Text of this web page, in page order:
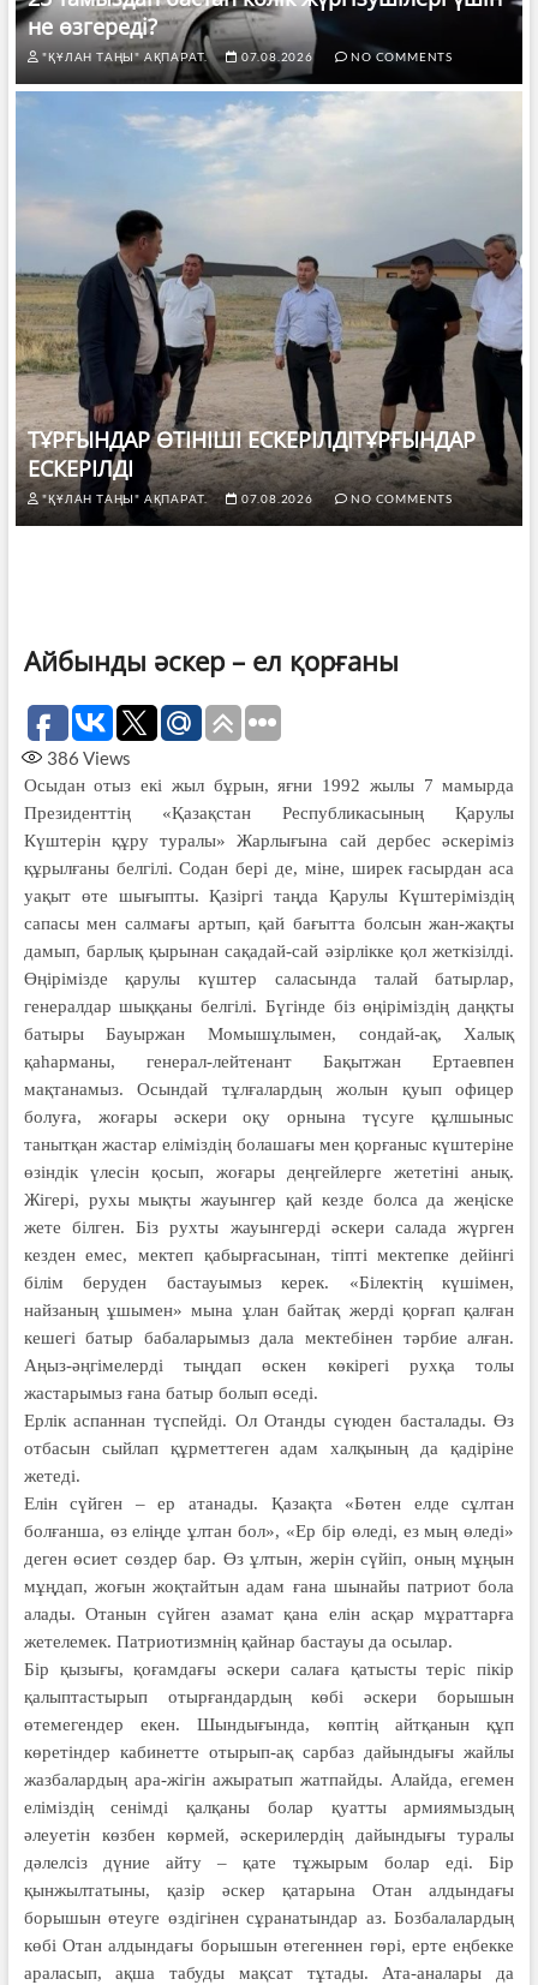
не өзгереді?
"ҚҰЛАН ТАҢЫ" АҚПАРАТ. 07.08.2026 NO COMMENTS
ТҰРҒЫНДАР ӨТІНІШІ ЕСКЕРІЛДІТҰРҒЫНДАР
ЕСКЕРІЛДІ
"ҚҰЛАН ТАҢЫ" АҚПАРАТ. 07.08.2026 NO COMMENTS
Айбынды әскер – ел қорғаны
386 Views
Осыдан отыз екі жыл бұрын, яғни 1992 жылы 7 мамырда
Президенттің «Қазақстан Республикасының Қарулы
Күштерін құру туралы» Жарлығына сай дербес әскеріміз
құрылғаны белгілі. Содан бері де, міне, ширек ғасырдан аса
уақыт өте шығыпты. Қазіргі таңда Қарулы Күште­ріміздің
сапасы мен салмағы артып, қай бағытта болсын жан-жақты
дамып, барлық қырынан сақадай-сай әзірлікке қол жеткізілді.
Өңірімізде қарулы күштер саласында талай батырлар,
генералдар шыққаны белгілі. Бүгінде біз өңіріміздің даңқты
батыры Бауыржан Момышұлымен, сондай-ақ, Халық
қаһарманы, генерал-лейтенант Бақытжан Ертаевпен
мақтанамыз. Осындай тұлғалардың жолын қуып офицер
болуға, жоғары әскери оқу орнына түсуге құлшыныс
танытқан жастар еліміздің болашағы мен қорғаныс күштеріне
өзіндік үлесін қосып, жоғары деңгейлерге жететіні анық.
Жігері, рухы мықты жауынгер қай кезде болса да жеңіске
жете білген. Біз рухты жауынгерді әскери салада жүрген
кезден емес, мектеп қабырғасынан, тіпті мектепке дейінгі
білім беруден бастауымыз керек. «Білектің күшімен,
найзаның ұшымен» мына ұлан байтақ жерді қорғап қалған
кешегі батыр бабаларымыз дала мектебінен тәрбие алған.
Аңыз-әңгімелерді тыңдап өскен көкірегі рухқа толы
жастарымыз ғана батыр болып өседі.
Ерлік аспаннан түспейді. Ол Отанды сүюден басталады. Өз
отбасын сыйлап құрметтеген адам халқының да қадіріне
жетеді.
Елін сүйген – ер атанады. Қазақта «Бөтен елде сұлтан
болғанша, өз еліңде ұлтан бол», «Ер бір өледі, ез мың өледі»
деген өсиет сөздер бар. Өз ұлтын, жерін сүйіп, оның мұңын
мұңдап, жоғын жоқтайтын адам ғана шынайы патриот бола
алады. Отанын сүйген азамат қана елін асқар мұрат­тар­ға
жетелемек. Патриотизмнің қайнар бастауы да осылар.
Бір қызығы, қоғамдағы әскери салаға қатысты теріс пікір
қалыптастырып отырғандардың көбі әскери борышын
өтемегендер екен. Шындығында, көптің айтқанын құп
көретіндер кабинетте отырып-ақ сарбаз дайындығы жайлы
жазбалардың ара-жігін ажыратып жатпайды. Алайда, егемен
еліміздің сенімді қалқаны болар қуатты армия­мыздың
әлеуетін көзбен көрмей, әскери­лердің дайындығы туралы
дәлелсіз дүние айту – қате тұжырым болар еді. Бір
қынжылтатыны, қазір әскер қатарына Отан алдындағы
борышын өтеуге өздігінен сұранатындар аз. Бозбалалардың
көбі Отан алдындағы борышын өтегеннен гөрі, ерте еңбекке
араласып, ақша табуды мақсат тұтады. Ата-аналары да